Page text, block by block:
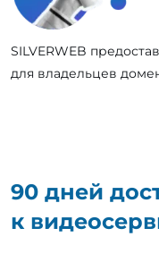
SILVERWEB
для владельцев
90 дней
к